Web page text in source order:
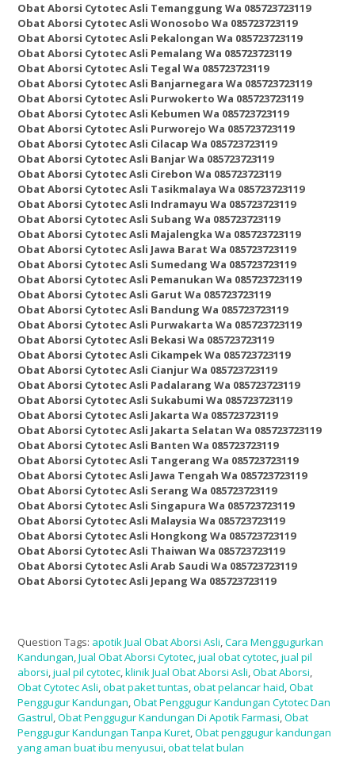
Obat Aborsi Cytotec Asli Temanggung Wa 085723723119
Obat Aborsi Cytotec Asli Wonosobo Wa 085723723119
Obat Aborsi Cytotec Asli Pekalongan Wa 085723723119
Obat Aborsi Cytotec Asli Pemalang Wa 085723723119
Obat Aborsi Cytotec Asli Tegal Wa 085723723119
Obat Aborsi Cytotec Asli Banjarnegara Wa 085723723119
Obat Aborsi Cytotec Asli Purwokerto Wa 085723723119
Obat Aborsi Cytotec Asli Kebumen Wa 085723723119
Obat Aborsi Cytotec Asli Purworejo Wa 085723723119
Obat Aborsi Cytotec Asli Cilacap Wa 085723723119
Obat Aborsi Cytotec Asli Banjar Wa 085723723119
Obat Aborsi Cytotec Asli Cirebon Wa 085723723119
Obat Aborsi Cytotec Asli Tasikmalaya Wa 085723723119
Obat Aborsi Cytotec Asli Indramayu Wa 085723723119
Obat Aborsi Cytotec Asli Subang Wa 085723723119
Obat Aborsi Cytotec Asli Majalengka Wa 085723723119
Obat Aborsi Cytotec Asli Jawa Barat Wa 085723723119
Obat Aborsi Cytotec Asli Sumedang Wa 085723723119
Obat Aborsi Cytotec Asli Pemanukan Wa 085723723119
Obat Aborsi Cytotec Asli Garut Wa 085723723119
Obat Aborsi Cytotec Asli Bandung Wa 085723723119
Obat Aborsi Cytotec Asli Purwakarta Wa 085723723119
Obat Aborsi Cytotec Asli Bekasi Wa 085723723119
Obat Aborsi Cytotec Asli Cikampek Wa 085723723119
Obat Aborsi Cytotec Asli Cianjur Wa 085723723119
Obat Aborsi Cytotec Asli Padalarang Wa 085723723119
Obat Aborsi Cytotec Asli Sukabumi Wa 085723723119
Obat Aborsi Cytotec Asli Jakarta Wa 085723723119
Obat Aborsi Cytotec Asli Jakarta Selatan Wa 085723723119
Obat Aborsi Cytotec Asli Banten Wa 085723723119
Obat Aborsi Cytotec Asli Tangerang Wa 085723723119
Obat Aborsi Cytotec Asli Jawa Tengah Wa 085723723119
Obat Aborsi Cytotec Asli Serang Wa 085723723119
Obat Aborsi Cytotec Asli Singapura Wa 085723723119
Obat Aborsi Cytotec Asli Malaysia Wa 085723723119
Obat Aborsi Cytotec Asli Hongkong Wa 085723723119
Obat Aborsi Cytotec Asli Thaiwan Wa 085723723119
Obat Aborsi Cytotec Asli Arab Saudi Wa 085723723119
Obat Aborsi Cytotec Asli Jepang Wa 085723723119
Question Tags: apotik Jual Obat Aborsi Asli Cara Menggugurkan
Kandungan Jual Obat Aborsi Cytotec jual obat cytotec jual pil
aborsi jual pil cytotec klinik Jual Obat Aborsi Asli Obat Aborsi
Obat Cytotec Asli obat paket tuntas obat pelancar haid Obat
Penggugur Kandungan Obat Penggugur Kandungan Cytotec Dan
Gastrul Obat Penggugur Kandungan Di Apotik Farmasi Obat
Penggugur Kandungan Tanpa Kuret Obat penggugur kandungan
yang aman buat ibu menyusui obat telat bulan